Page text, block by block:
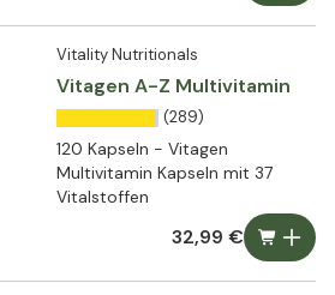
Vitality Nutritionals
Vitagen A-Z Multivitamin
(289)
120 Kapseln - Vitagen
Multivitamin Kapseln mit 37
Vitalstoffen
32,99 €